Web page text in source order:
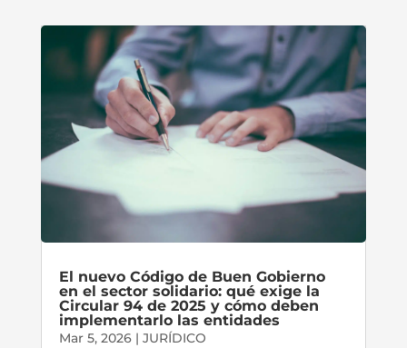
El nuevo Código de Buen Gobierno
en el sector solidario: qué exige la
Circular 94 de 2025 y cómo deben
implementarlo las entidades
Mar 5, 2026| JURÍDICO